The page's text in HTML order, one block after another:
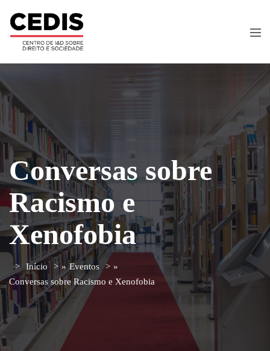
Conversas sobre
Racismo e
Xenofobia
Início » Eventos
»
Conversas sobre Racismo e Xenofobia